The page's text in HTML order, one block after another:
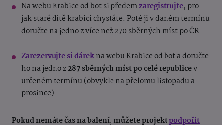
Na webu Krabice od bot si předemzaregistrujte, pro
jak staré dítě krabici chystáte. Poté ji v daném termínu
doručte na jedno z více než 270 sběrných míst po ČR.
Zarezervujte si dárekna webu Krabice od bot a doručte
ho na jedno z287 sběrných míst po celé republicev
určeném termínu (obvykle na přelomu listopadu a
prosince).
Pokud nemáte čas na balení, můžete projektpodpořit